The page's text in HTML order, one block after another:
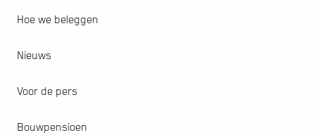
Hoe we beleggen
Nieuws
Voor de pers
Bouwpensioen